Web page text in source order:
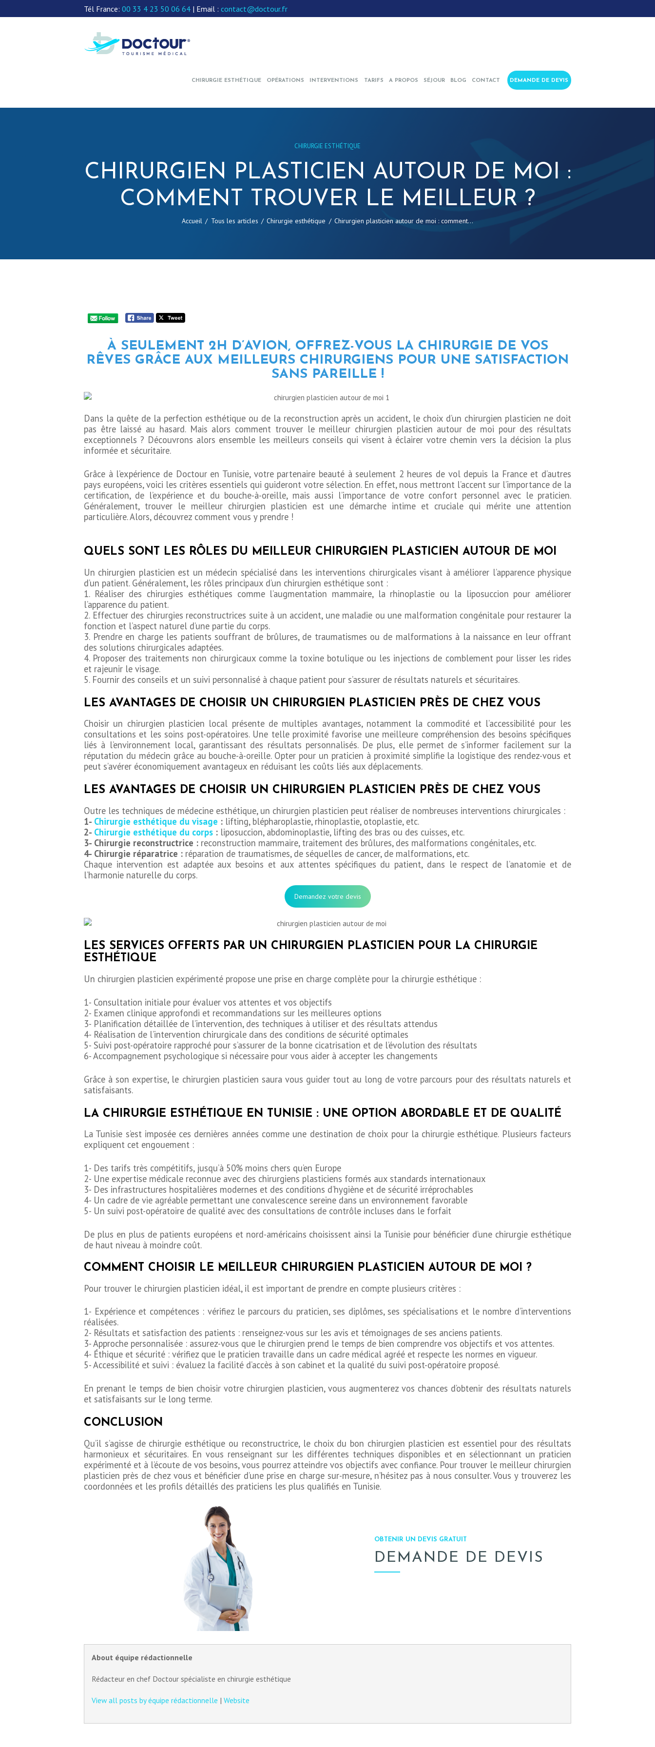
Tél France: 00 33 4 23 50 06 64 | Email : contact@doctour.fr
CHIRURGIE ESTHÉTIQUE OPÉRATIONS INTERVENTIONS TARIFS A PROPOS SÉJOUR BLOG CONTACT DEMANDE DE DEVIS
CHIRURGIE ESTHÉTIQUE
CHIRURGIEN PLASTICIEN AUTOUR DE MOI :
COMMENT TROUVER LE MEILLEUR ?
Accueil Tous les articles Chirurgie esthétique Chirurgien plasticien autour de moi : comment...
CHIRURGIE
ESTHÉTIQUE
A PROPOS
À SEULEMENT 2H D’AVION, OFFREZ-VOUS LA CHIRURGIE DE VOS
RÊVES GRÂCE AUX MEILLEURS CHIRURGIENS POUR UNE SATISFACTION
SANS PAREILLE !
Dans la quête de la perfection esthétique ou de la reconstruction après un accident, le choix d’un chirurgien plasticien ne doit
pas être laissé au hasard. Mais alors comment trouver le meilleur chirurgien plasticien autour de moi pour des résultats
exceptionnels ? Découvrons alors ensemble les meilleurs conseils qui visent à éclairer votre chemin vers la décision la plus
informée et sécuritaire.
Grâce à l’expérience de Doctour en Tunisie, votre partenaire beauté à seulement 2 heures de vol depuis la France et d’autres
pays européens, voici les critères essentiels qui guideront votre sélection. En effet, nous mettront l’accent sur l’importance de la
certification, de l’expérience et du bouche-à-oreille, mais aussi l’importance de votre confort personnel avec le praticien.
Généralement, trouver le meilleur chirurgien plasticien est une démarche intime et cruciale qui mérite une attention
particulière. Alors, découvrez comment vous y prendre !
QUELS SONT LES RÔLES DU MEILLEUR CHIRURGIEN PLASTICIEN AUTOUR DE MOI
Un chirurgien plasticien est un médecin spécialisé dans les interventions chirurgicales visant à améliorer l’apparence physique
d’un patient. Généralement, les rôles principaux d’un chirurgien esthétique sont :
1. Réaliser des chirurgies esthétiques comme l’augmentation mammaire, la rhinoplastie ou la liposuccion pour améliorer
l’apparence du patient.
2. Effectuer des chirurgies reconstructrices suite à un accident, une maladie ou une malformation congénitale pour restaurer la
fonction et l’aspect naturel d’une partie du corps.
3. Prendre en charge les patients souffrant de brûlures, de traumatismes ou de malformations à la naissance en leur offrant
des solutions chirurgicales adaptées.
4. Proposer des traitements non chirurgicaux comme la toxine botulique ou les injections de comblement pour lisser les rides
et rajeunir le visage.
5. Fournir des conseils et un suivi personnalisé à chaque patient pour s’assurer de résultats naturels et sécuritaires.
LES AVANTAGES DE CHOISIR UN CHIRURGIEN PLASTICIEN PRÈS DE CHEZ VOUS
Choisir un chirurgien plasticien local présente de multiples avantages, notamment la commodité et l’accessibilité pour les
consultations et les soins post-opératoires. Une telle proximité favorise une meilleure compréhension des besoins spécifiques
liés à l’environnement local, garantissant des résultats personnalisés. De plus, elle permet de s’informer facilement sur la
réputation du médecin grâce au bouche-à-oreille. Opter pour un praticien à proximité simplifie la logistique des rendez-vous et
peut s’avérer économiquement avantageux en réduisant les coûts liés aux déplacements.
LES AVANTAGES DE CHOISIR UN CHIRURGIEN PLASTICIEN PRÈS DE CHEZ VOUS
Outre les techniques de médecine esthétique, un chirurgien plasticien peut réaliser de nombreuses interventions chirurgicales :
1- Chirurgie esthétique du visage : lifting, blépharoplastie, rhinoplastie, otoplastie, etc.
2- Chirurgie esthétique du corps : liposuccion, abdominoplastie, lifting des bras ou des cuisses, etc.
3- Chirurgie reconstructrice : reconstruction mammaire, traitement des brûlures, des malformations congénitales, etc.
4- Chirurgie réparatrice : réparation de traumatismes, de séquelles de cancer, de malformations, etc.
Chaque intervention est adaptée aux besoins et aux attentes spécifiques du patient, dans le respect de l’anatomie et de
l’harmonie naturelle du corps.
Demandez votre devis
LES SERVICES OFFERTS PAR UN CHIRURGIEN PLASTICIEN POUR LA CHIRURGIE
ESTHÉTIQUE
Un chirurgien plasticien expérimenté propose une prise en charge complète pour la chirurgie esthétique :
1- Consultation initiale pour évaluer vos attentes et vos objectifs
2- Examen clinique approfondi et recommandations sur les meilleures options
3- Planification détaillée de l’intervention, des techniques à utiliser et des résultats attendus
4- Réalisation de l’intervention chirurgicale dans des conditions de sécurité optimales
5- Suivi post-opératoire rapproché pour s’assurer de la bonne cicatrisation et de l’évolution des résultats
6- Accompagnement psychologique si nécessaire pour vous aider à accepter les changements
Grâce à son expertise, le chirurgien plasticien saura vous guider tout au long de votre parcours pour des résultats naturels et
satisfaisants.
LA CHIRURGIE ESTHÉTIQUE EN TUNISIE : UNE OPTION ABORDABLE ET DE QUALITÉ
La Tunisie s’est imposée ces dernières années comme une destination de choix pour la chirurgie esthétique. Plusieurs facteurs
expliquent cet engouement :
1- Des tarifs très compétitifs, jusqu’à 50% moins chers qu’en Europe
2- Une expertise médicale reconnue avec des chirurgiens plasticiens formés aux standards internationaux
3- Des infrastructures hospitalières modernes et des conditions d’hygiène et de sécurité irréprochables
4- Un cadre de vie agréable permettant une convalescence sereine dans un environnement favorable
5- Un suivi post-opératoire de qualité avec des consultations de contrôle incluses dans le forfait
De plus en plus de patients européens et nord-américains choisissent ainsi la Tunisie pour bénéficier d’une chirurgie esthétique
de haut niveau à moindre coût.
COMMENT CHOISIR LE MEILLEUR CHIRURGIEN PLASTICIEN AUTOUR DE MOI ?
Pour trouver le chirurgien plasticien idéal, il est important de prendre en compte plusieurs critères :
1- Expérience et compétences : vérifiez le parcours du praticien, ses diplômes, ses spécialisations et le nombre d’interventions
réalisées.
2- Résultats et satisfaction des patients : renseignez-vous sur les avis et témoignages de ses anciens patients.
3- Approche personnalisée : assurez-vous que le chirurgien prend le temps de bien comprendre vos objectifs et vos attentes.
4- Éthique et sécurité : vérifiez que le praticien travaille dans un cadre médical agréé et respecte les normes en vigueur.
5- Accessibilité et suivi : évaluez la facilité d’accès à son cabinet et la qualité du suivi post-opératoire proposé.
En prenant le temps de bien choisir votre chirurgien plasticien, vous augmenterez vos chances d’obtenir des résultats naturels
et satisfaisants sur le long terme.
CONCLUSION
Qu’il s’agisse de chirurgie esthétique ou reconstructrice, le choix du bon chirurgien plasticien est essentiel pour des résultats
harmonieux et sécuritaires. En vous renseignant sur les différentes techniques disponibles et en sélectionnant un praticien
expérimenté et à l’écoute de vos besoins, vous pourrez atteindre vos objectifs avec confiance. Pour trouver le meilleur chirurgien
plasticien près de chez vous et bénéficier d’une prise en charge sur-mesure, n’hésitez pas à nous consulter. Vous y trouverez les
coordonnées et les profils détaillés des praticiens les plus qualifiés en Tunisie.
OBTENIR UN DEVIS GRATUIT
DEMANDE DE DEVIS
About équipe rédactionnelle
Rédacteur en chef Doctour spécialiste en chirurgie esthétique
View all posts by équipe rédactionnelle | Website